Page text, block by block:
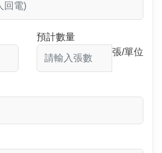
預計數量
張/單位